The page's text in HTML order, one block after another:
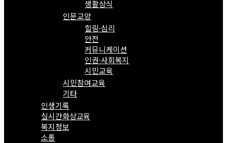
생활상식
인문교양
힐링·심리
안전
커뮤니케이션
인권·사회복지
시민교육
시민참여교육
기타
인생기록
실시간화상교육
복지정보
소통